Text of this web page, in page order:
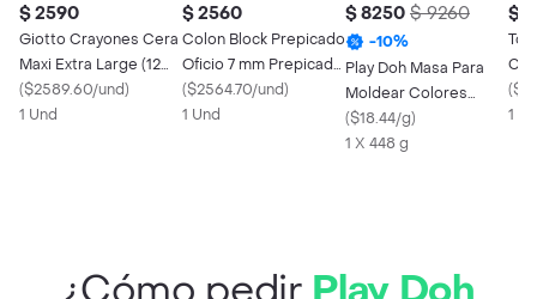
$ 2590
Giotto Crayones Cera
Maxi Extra Large (12
Crayones) Caja
($2589.60/und)
1 Und
$ 2560
Colon Block Prepicado
Oficio 7 mm Prepicado
Blanco
($2564.70/und)
1 Und
$ 8250 $ 9260
-10%
Play Doh Masa Para
Moldear Colores
Surtidos Arco Iris
($18.44/g)
1 X 448 g
$
(
1